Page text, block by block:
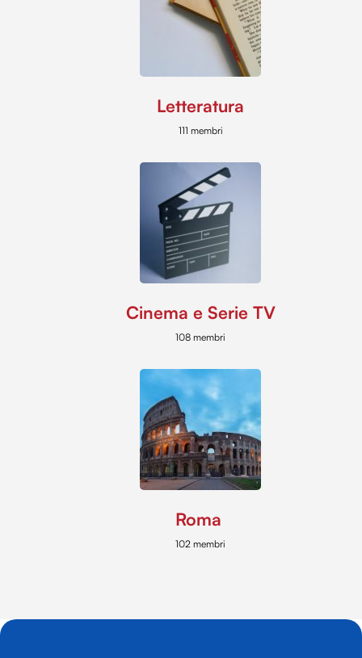
Letteratura
111 membri
Cinema e Serie TV
108 membri
Roma
102 membri